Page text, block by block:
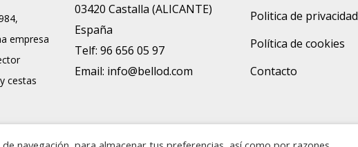
empresa
cestas
03420 Castalla (ALICANTE)
España
Telf: 96 656 05 97
Email: info@bellod.com
Politica de privacidad
Política de cookies
Contacto